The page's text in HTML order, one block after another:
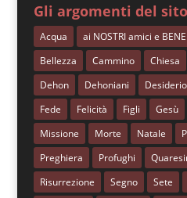
Gli argomenti del sito
Acqua ai NOSTRI amici e
Bellezza
Cammino Chiesa
Dehon
Dehoniani Desiderio
Fede
Felicità Figli Gesù
Missione
Morte Natale
Preghiera
Profughi
Risurrezione
Segno Sete